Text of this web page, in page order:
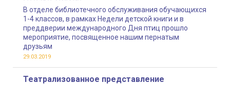
В отделе библиотечного обслуживания обучающихся
1-4 классов, в рамках Недели детской книги и в
преддверии международного Дня птиц прошло
мероприятие, посвященное нашим пернатым
друзьям
29.03.2019
Театрализованное представление